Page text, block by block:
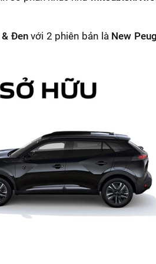
Đenvới 2 phiên bản là New